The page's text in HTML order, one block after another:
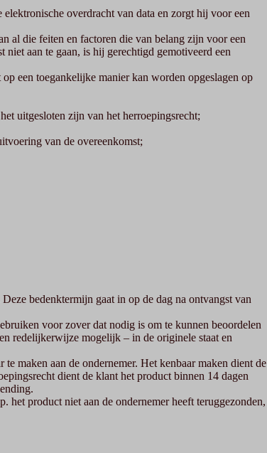
overdracht van data en zorgt hij voor een
al die feiten en factoren die van belang zijn voor een
aan te gaan, is hij gerechtigd gemotiveerd een
een toegankelijke manier kan worden opgeslagen op
uitgesloten zijn van het herroepingsrecht;
van de overeenkomst;
bedenktermijn gaat in op de dag na ontvangst van
voor zover dat nodig is om te kunnen beoordelen
redelijkerwijze mogelijk – in de originele staat en
maken aan de ondernemer. Het kenbaar maken dient de
dient de klant het product binnen 14 dagen
product niet aan de ondernemer heeft teruggezonden,